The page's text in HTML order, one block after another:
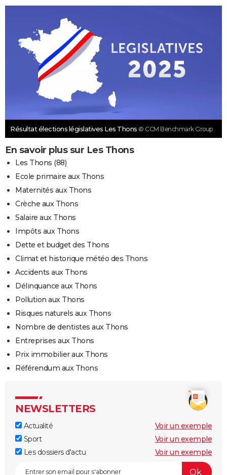
Résultat élections législatives Les Thons © CCM Benchmark Group
En savoir plus sur Les Thons
Les Thons (88)
Ecole primaire aux Thons
Maternités aux Thons
Crèche aux Thons
Salaire aux Thons
Impôts aux Thons
Dette et budget des Thons
Climat et historique météo des Thons
Accidents aux Thons
Délinquance aux Thons
Pollution aux Thons
Risques naturels aux Thons
Nombre de dentistes aux Thons
Entreprises aux Thons
Prix immobilier aux Thons
Référendum aux Thons
NEWSLETTERS
Actualité
Voir un exemple
Sport
Voir un exemple
Les dossiers d'actu
Voir un exemple